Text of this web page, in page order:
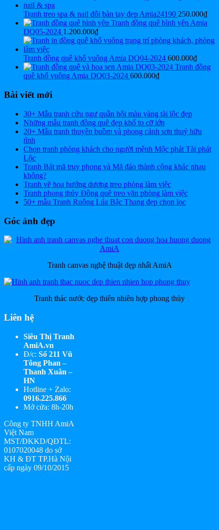
Tranh treo spa & nail đôi bàn tay đẹp Amia24190 250.000₫
Tranh đồng quê bình yên Amia
DQ05-2024 1.200.000₫
Tranh đồng quê khổ vuông Amia DQ04-2024 600.000₫
Tranh đồng
quê khổ vuông Amia DQ03-2024 600.000₫
Bài viết mới
30+ Mẫu tranh cửu ngư quần hội màu vàng tài lộc đẹp
Những mẫu tranh đồng quê đẹp khổ to cỡ lớn
20+ Mẫu tranh thuyền buồm và phong cảnh sơn thuỷ hữu
tình
Chọn tranh phòng khách cho người mệnh Mộc phát Tài phát
Lộc
Tranh Bát mã truy phong và Mã đáo thành công khác nhau
không?
Tranh vẽ hoa hướng dương treo phòng làm việc
Tranh phong thủy Đồng quê treo văn phòng làm việc
50+ mẫu Tranh Ruộng Lúa Bậc Thang đẹp chọn lọc
Góc ảnh đẹp
Tranh canvas nghệ thuật đẹp nhất AmiA
Tranh thác nước đẹp thiên nhiên hợp phong thủy
Liên hệ
Siêu Thị Tranh
AmiA.vn
Đ/c: Số 211 Vũ
Tông Phan –
Thanh Xuân –
HN
Hotline + Zalo:
0916.225.866
Mở cửa: 8h-20h
Công ty TNHH AmiA
Việt Nam
MST/ĐKKD/QĐTL:
0107020048 do sở
KH & ĐT TP.Hà Nội
cấp ngày 09/10/2015